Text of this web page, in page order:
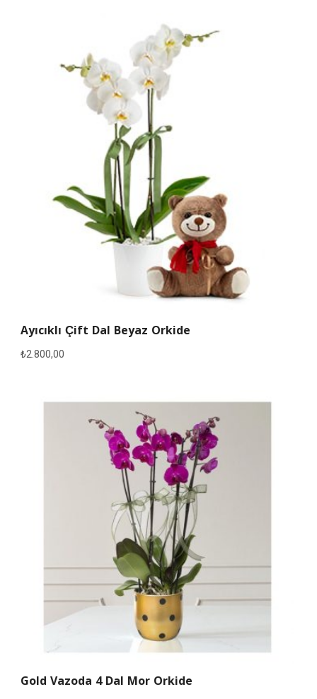
Ayıcıklı Çift Dal Beyaz Orkide
₺2.800,00
Gold Vazoda 4 Dal Mor Orkide